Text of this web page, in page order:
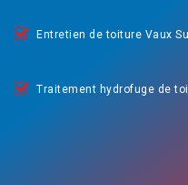
Entretien de toiture Vaux
Traitement hydrofuge de